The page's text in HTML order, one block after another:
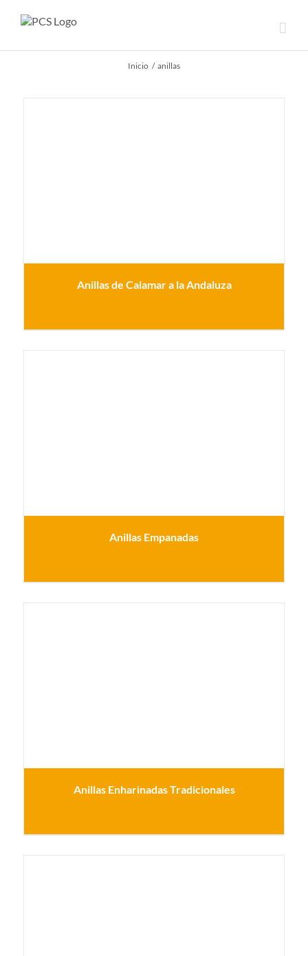
Inicio anillas
Anillas de Calamar a la Andaluza
Anillas Empanadas
Anillas Enharinadas Tradicionales